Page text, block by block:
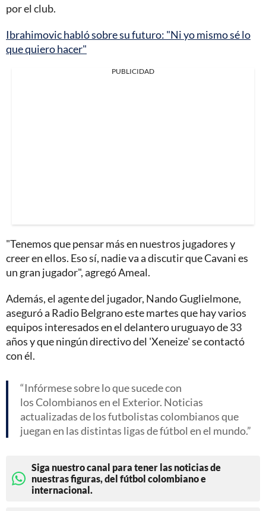
por el club.
Ibrahimovic habló sobre su futuro: "Ni yo mismo sé lo
que quiero hacer"
PUBLICIDAD
"Tenemos que pensar más en nuestros jugadores y
creer en ellos. Eso sí, nadie va a discutir que Cavani es
un gran jugador", agregó Ameal.
Además, el agente del jugador, Nando Guglielmone,
aseguró a Radio Belgrano este martes que hay varios
equipos interesados en el delantero uruguayo de 33
años y que ningún directivo del 'Xeneize' se contactó
con él.
Infórmese sobre lo que sucede con
los Colombianos en el Exterior. Noticias
actualizadas de los futbolistas colombianos que
juegan en las distintas ligas de fútbol en el mundo.
Siga nuestro canal para tener las noticias de
nuestras figuras, del fútbol colombiano e
internacional.